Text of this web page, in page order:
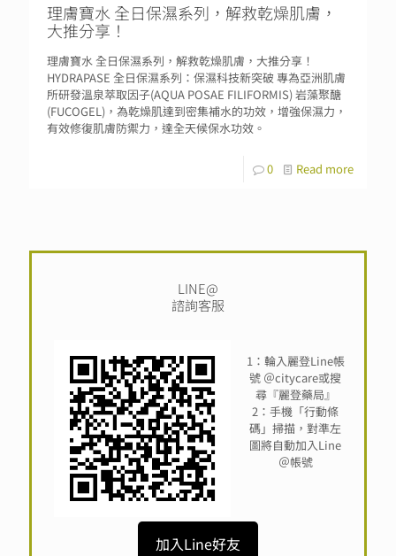
理膚寶水 全日保濕系列，解救乾燥肌膚，
大推分享！
理膚寶水 全日保濕系列，解救乾燥肌膚，大推分享！
HYDRAPASE 全日保濕系列：保濕科技新突破 專為亞洲肌膚
所研發溫泉萃取因子(AQUA POSAE FILIFORMIS) 岩藻聚醣
(FUCOGEL)，為乾燥肌達到密集補水的功效，增強保濕力，
有效修復肌膚防禦力，達全天候保水功效。
0 Read more
LINE@
諮詢客服
1：輪入麗登Line帳
號 ＠citycare或搜
尋『麗登藥局』
2：手機「行動條
碼」掃描，對準左
圖將自動加入Line
＠帳號
加入Line好友